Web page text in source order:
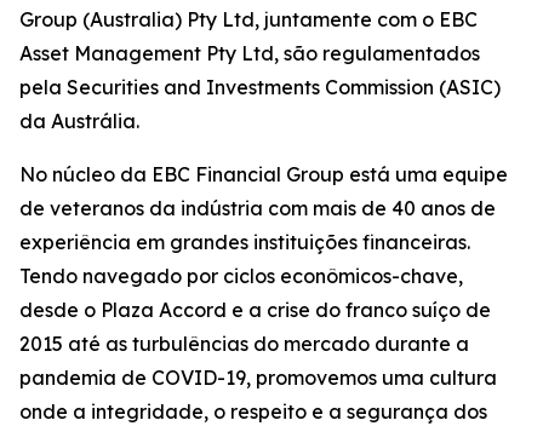
Group (Australia) Pty Ltd, juntamente com o EBC
Asset Management Pty Ltd, são regulamentados
pela Securities and Investments Commission (ASIC)
da Austrália.
No núcleo da EBC Financial Group está uma equipe
de veteranos da indústria com mais de 40 anos de
experiência em grandes instituições financeiras.
Tendo navegado por ciclos econômicos-chave,
desde o Plaza Accord e a crise do franco suíço de
2015 até as turbulências do mercado durante a
pandemia de COVID-19, promovemos uma cultura
onde a integridade, o respeito e a segurança dos